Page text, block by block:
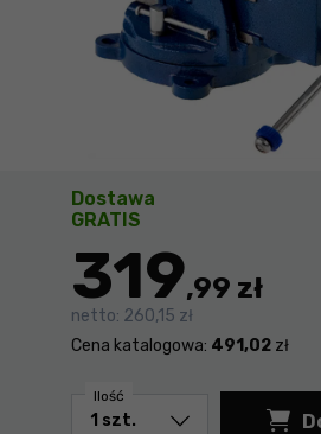
Dostawa
GRATIS
319,99 zł
netto: 260,15 zł
Cena katalogowa: 491,02 zł
Ilość